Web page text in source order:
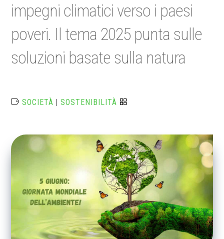
impegni climatici verso i paesi
poveri. Il tema 2025 punta sulle
soluzioni basate sulla natura
SOCIETÀ |SOSTENIBILITÀ